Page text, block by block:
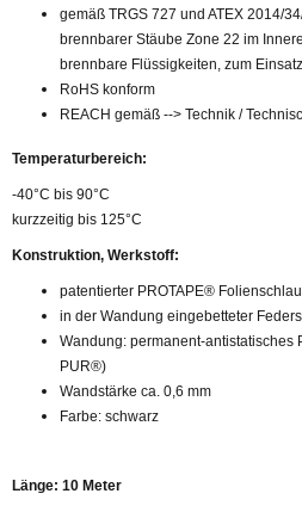
gemäß TRGS 727 und ATEX 2014/
brennbarer Stäube Zone 22 im
brennbare Flüssigkeiten, zum
RoHS konform
REACH gemäß --> Technik /
Temperaturbereich:
-40°C bis 90°C
kurzzeitig bis 125°C
Konstruktion, Werkstoff:
patentierter PROTAPE®
in der Wandung eingebetteter
Wandung: permanent-antistatisches
PUR®)
Wandstärke ca. 0,6 mm
Farbe: schwarz
Länge: 10 Meter